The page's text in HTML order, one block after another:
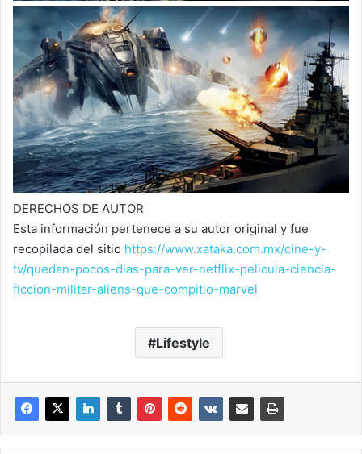
DERECHOS DE AUTOR
Esta información pertenece a su autor original y fue
recopilada del sitio https://www.xataka.com.mx/cine-y-
tv/quedan-pocos-dias-para-ver-netflix-pelicula-ciencia-
ficcion-militar-aliens-que-compitio-marvel
Lifestyle